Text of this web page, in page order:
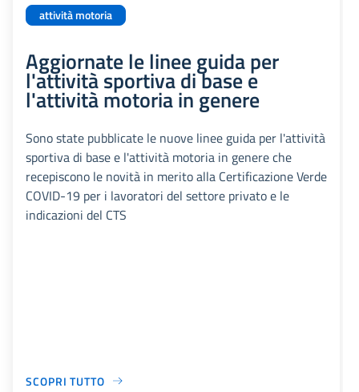
attività motoria
Aggiornate le linee guida per
l'attività sportiva di base e
l'attività motoria in genere
Sono state pubblicate le nuove linee guida per l'attività
sportiva di base e l'attività motoria in genere che
recepiscono le novità in merito alla Certificazione Verde
COVID-19 per i lavoratori del settore privato e le
indicazioni del CTS
SCOPRI TUTTO